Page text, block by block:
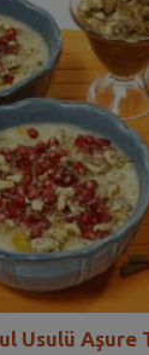
Usulü Aşure